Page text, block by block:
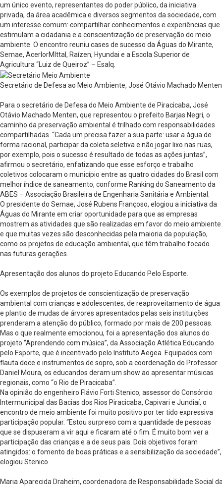
um único evento, representantes do poder público, da iniciativa
privada, da área acadêmica e diversos segmentos da sociedade, com
um interesse comum: compartilhar conhecimentos e experiências que
estimulam a cidadania e a conscientização de preservação do meio
ambiente. O encontro reuniu cases de sucesso da Águas do Mirante,
Semae, AcerlorMIttal, Raízen, Hyundai e a Escola Superior de
Agricultura “Luiz de Queiroz” – Esalq.
Secretário de Defesa ao Meio Ambiente, José Otávio Machado
Para o secretário de Defesa do Meio Ambiente de Piracicaba, José
Otávio Machado Menten, que representou o prefeito Barjas Negri, o
caminho da preservação ambiental é trilhado com responsabilidades
compartilhadas. “Cada um precisa fazer a sua parte: usar a água de
forma racional, participar da coleta seletiva e não jogar lixo nas ruas,
por exemplo, pois o sucesso é resultado de todas as ações juntas”,
afirmou o secretário, enfatizando que esse esforço e trabalho
coletivos colocaram o município entre as quatro cidades do Brasil com
melhor índice de saneamento, conforme Ranking do Saneamento da
ABES – Associação Brasileira de Engenharia Sanitária e Ambiental.
O presidente do Semae, José Rubens Françoso, elogiou a iniciativa da
Águas do Mirante em criar oportunidade para que as empresas
mostrem as atividades que são realizadas em favor do meio ambiente
e que muitas vezes são desconhecidas pela maioria da população,
como os projetos de educação ambiental, que têm trabalho focado
nas futuras gerações.
Apresentação dos alunos do projeto Educando Pelo Esporte.
Os exemplos de projetos de conscientização de preservação
ambiental com crianças e adolescentes, de reaproveitamento de água
e plantio de mudas de árvores apresentados pelas seis instituições
prenderam a atenção do público, formado por mais de 200 pessoas.
Mas o que realmente emocionou, foi a apresentação dos alunos do
projeto “Aprendendo com música”, da Associação Atlética Educando
pelo Esporte, que é incentivado pelo Instituto Aegea. Equipados com
flauta doce e instrumentos de sopro, sob a coordenação do Professor
Daniel Moura, os educandos deram um show ao apresentar músicas
regionais, como “o Rio de Piracicaba”.
Na opinião do engenheiro Flávio Forti Stenico, assessor do Consórcio
Intermunicipal das Bacias dos Rios Piracicaba, Capivari e Jundiaí, o
encontro de meio ambiente foi muito positivo por ter tido expressiva
participação popular. “Estou surpreso com a quantidade de pessoas
que se dispuseram a vir aqui e ficaram até o fim. É muito bom ver a
participação das crianças e a de seus pais. Dois objetivos foram
atingidos: o fomento de boas práticas e a sensibilização da sociedade”,
elogiou Stenico.
Maria Aparecida Draheim, coordenadora de Responsabilidade Social